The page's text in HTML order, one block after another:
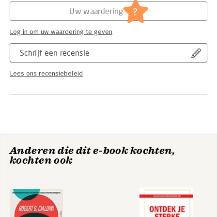
Hoofdrubriek: Persoonlijke effectiviteit
Schrijf een recensie
Lees ons recensiebeleid
Uw waardering ?
Log in om uw waardering te geven
Anderen die dit e-book kochten,
kochten ook